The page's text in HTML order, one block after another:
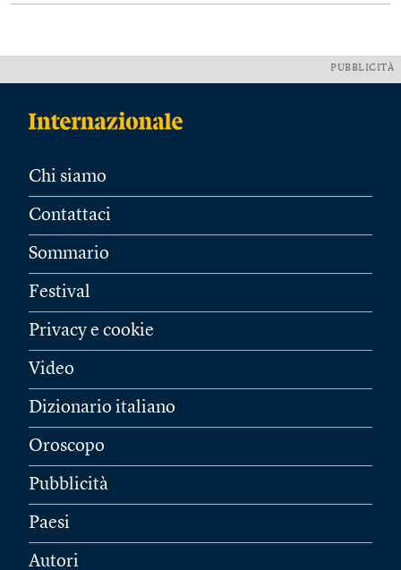
PUBBLICITÀ
Chi siamo
Contattaci
Sommario
Festival
Privacy e cookie
Video
Dizionario italiano
Oroscopo
Pubblicità
Paesi
Autori